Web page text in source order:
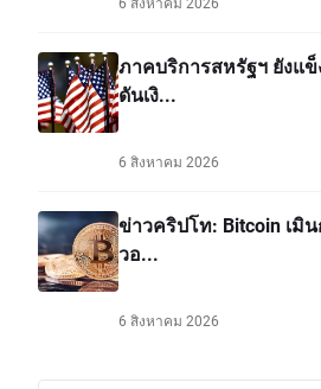
ภาคบริการสหรัฐฯ ยังแ
ดันเงิ...
6 สิงหาคม 2026
ข่าวคริปโท: Bitcoin เมิ
วอ...
6 สิงหาคม 2026